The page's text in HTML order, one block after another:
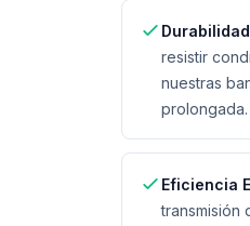
resistir
nuestras
prolongada.
Eficiencia
transmisión